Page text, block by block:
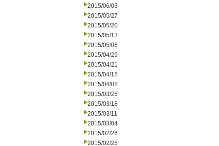
2015/06/03
2015/05/27
2015/05/20
2015/05/13
2015/05/06
2015/04/29
2015/04/21
2015/04/15
2015/04/08
2015/03/25
2015/03/18
2015/03/11
2015/03/04
2015/02/26
2015/02/25